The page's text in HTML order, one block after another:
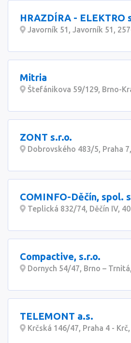
HRAZDÍRA - ELEKTRO
Javorník 51, Javorník 51,
Mitria
Štefánikova 59/129, Brno-
ZONT s.r.o.
Dobrovského 483/5, Praha
COMINFO-Děčín, spol.
Teplická 832/74, Děčín IV,
Compactive, s.r.o.
Dornych 54/47, Brno –
TELEMONT a.s.
Krčská 146/47, Praha 4 -